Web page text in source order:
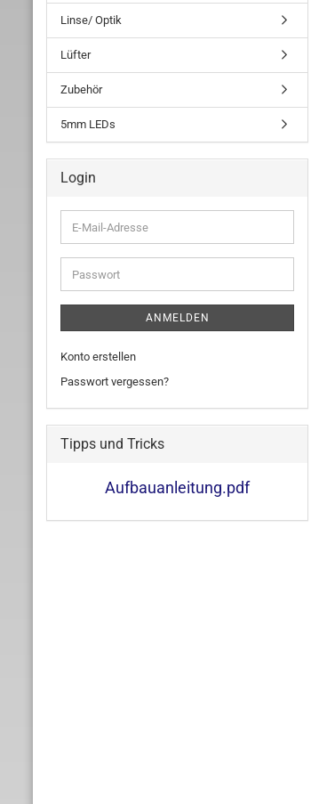
Linse/ Optik
Lüfter
Zubehör
5mm LEDs
Login
E-
Mail-
Adresse
Passwort
ANMELDEN
Konto erstellen
Passwort vergessen?
Tipps und Tricks
Aufbauanleitung.pdf